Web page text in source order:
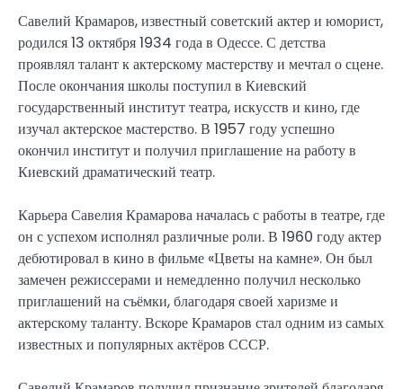
Савелий Крамаров, известный советский актер и юморист,
родился 13 октября 1934 года в Одессе. С детства
проявлял талант к актерскому мастерству и мечтал о сцене.
После окончания школы поступил в Киевский
государственный институт театра, искусств и кино, где
изучал актерское мастерство. В 1957 году успешно
окончил институт и получил приглашение на работу в
Киевский драматический театр.
Карьера Савелия Крамарова началась с работы в театре, где
он с успехом исполнял различные роли. В 1960 году актер
дебютировал в кино в фильме «Цветы на камне». Он был
замечен режиссерами и немедленно получил несколько
приглашений на съёмки, благодаря своей харизме и
актерскому таланту. Вскоре Крамаров стал одним из самых
известных и популярных актёров СССР.